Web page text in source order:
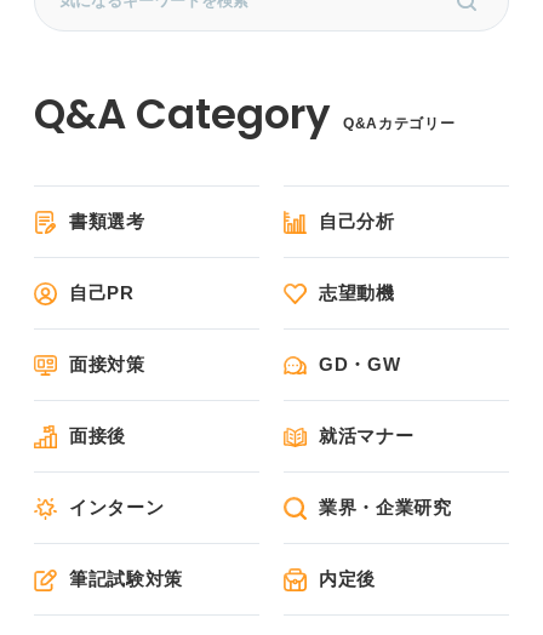
Q&Aカテゴリー
書類選考 自己分析
自己PR 志望動機
面接対策 GD・GW
面接後 就活マナー
インターン 業界・企業研究
筆記試験対策 内定後